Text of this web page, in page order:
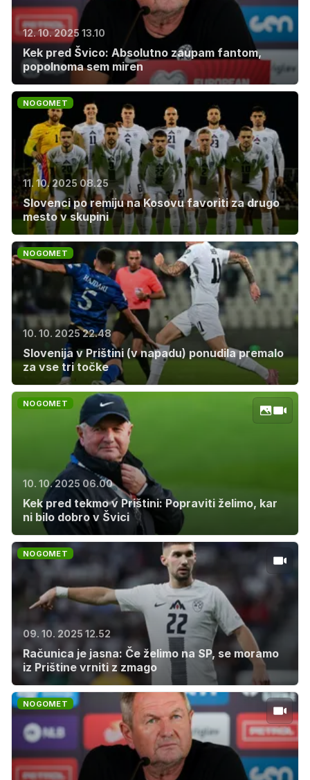
12. 10. 2025 13.10
Kek pred Švico: Absolutno zaupam fantom,
popolnoma sem miren
NOGOMET
11. 10. 2025 08.25
Slovenci po remiju na Kosovu favoriti za drugo
mesto v skupini
NOGOMET
10. 10. 2025 22.48
Slovenija v Prištini (v napadu) ponudila premalo
za vse tri točke
NOGOMET
10. 10. 2025 06.00
Kek pred tekmo v Prištini: Popraviti želimo, kar
ni bilo dobro v Švici
NOGOMET
09. 10. 2025 12.52
Računica je jasna: Če želimo na SP, se moramo
iz Prištine vrniti z zmago
NOGOMET